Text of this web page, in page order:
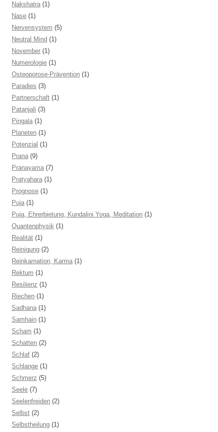
Nakshatra (1)
Nase (1)
Nervensystem (5)
Neutral Mind (1)
November (1)
Numerologie (1)
Osteoporose-Prävention (1)
Paradies (3)
Partnerschaft (1)
Patanjali (3)
Pingala (1)
Planeten (1)
Potenzial (1)
Prana (9)
Pranayama (7)
Pratyahara (1)
Prognose (1)
Puja (1)
Puja, Ehrerbietung, Kundalini Yoga, Meditation (1)
Quantenphysik (1)
Realität (1)
Reinigung (2)
Reinkarnation, Karma (1)
Rektum (1)
Resilienz (1)
Riechen (1)
Sadhana (1)
Samhain (1)
Scham (1)
Schatten (2)
Schlaf (2)
Schlange (1)
Schmerz (5)
Seele (7)
Seelenfreiden (2)
Selbst (2)
Selbstheilung (1)